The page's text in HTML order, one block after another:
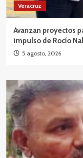
Veracruz
Avanzan proyectos
impulso de Rocío
5 agosto, 2026